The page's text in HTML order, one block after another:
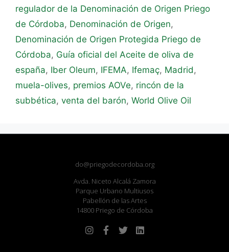
regulador de la Denominación de Origen Priego
de Córdoba, Denominación de Origen,
Denominación de Origen Protegida Priego de
Córdoba, Guía oficial del Aceite de oliva de
españa, Iber Oleum, IFEMA, Ifemaç, Madrid ,
muela-olives, premios AOVe, rincón de la
subbética, venta del barón, World Olive Oil
do@priegodecordoba.org
Avda. Niceto Alcalá Zamora
Parque Urbano Multiusos
Pabellón de las Artes
14800 Priego de Córdoba